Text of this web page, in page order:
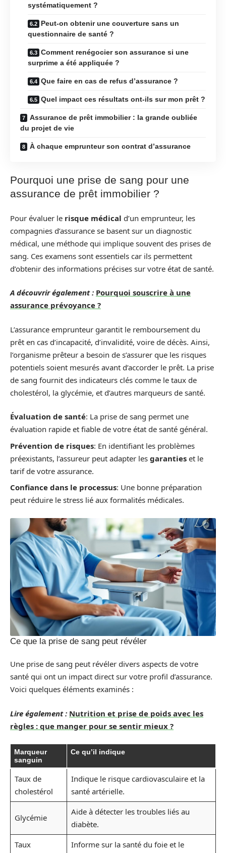
systématiquement ?
Peut-on obtenir une couverture sans un
questionnaire de santé ?
Comment renégocier son assurance si une
surprime a été appliquée ?
Que faire en cas de refus d’assurance ?
Quel impact ces résultats ont-ils sur mon prêt ?
Assurance de prêt immobilier : la grande oubliée
du projet de vie
À chaque emprunteur son contrat d’assurance
Pourquoi une prise de sang pour une
assurance de prêt immobilier ?
Pour évaluer le risque médical d’un emprunteur, les
compagnies d’assurance se basent sur un diagnostic
médical, une méthode qui implique souvent des prises de
sang. Ces examens sont essentiels car ils permettent
d’obtenir des informations précises sur votre état de santé.
A découvrir également : Pourquoi souscrire à une
assurance prévoyance ?
L’assurance emprunteur garantit le remboursement du
prêt en cas d’incapacité, d’invalidité, voire de décès. Ainsi,
l’organisme prêteur a besoin de s’assurer que les risques
potentiels soient mesurés avant d’accorder le prêt. La prise
de sang fournit des indicateurs clés comme le taux de
cholestérol, la glycémie, et d’autres marqueurs de santé.
Évaluation de santé: La prise de sang permet une
évaluation rapide et fiable de votre état de santé général.
Prévention de risques: En identifiant les problèmes
préexistants, l’assureur peut adapter les garanties et le
tarif de votre assurance.
Confiance dans le processus: Une bonne préparation
peut réduire le stress lié aux formalités médicales.
Ce que la prise de sang peut révéler
Une prise de sang peut révéler divers aspects de votre
santé qui ont un impact direct sur votre profil d’assurance.
Voici quelques éléments examinés :
Lire également : Nutrition et prise de poids avec les
règles : que manger pour se sentir mieux ?
Marqueur
sanguin
Ce qu’il indique
Taux de
cholestérol
Indique le risque cardiovasculaire et la
santé artérielle.
Glycémie
Aide à détecter les troubles liés au
diabète.
Taux
Informe sur la santé du foie et le